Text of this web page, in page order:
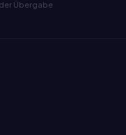
Übergabe